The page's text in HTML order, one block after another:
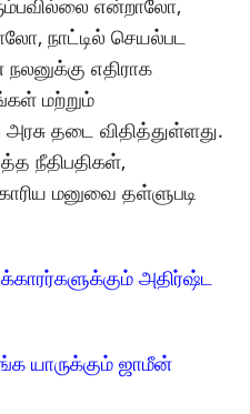
நாட்டில் செயல்பட
எதிராக
மற்றும்
தடை விதித்துள்ளது.
நீதிபதிகள்,
மனுவை தள்ளுபடி
அதிர்ஷ்ட
யாருக்கும் ஜாமீன்